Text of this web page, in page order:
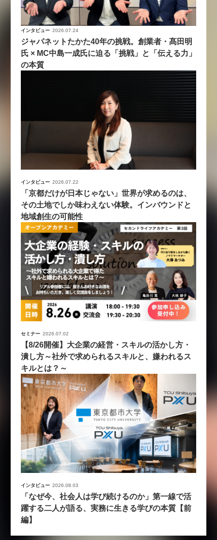
インタビュー 2026.07.24
ジャパネットたかた40年の挑戦。創業者・髙田明
氏 × MC中島一成氏に迫る「挑戦」と「伝える力」
の本質
インタビュー 2026.07.22
「京都だけが日本じゃない」世界が求めるのは、
その土地でしか味わえない体験。インバウンドと
地域創生の可能性
セミナー 2026.07.02
【8/26開催】大企業の経営・スキルの活かし方・
潰し方～社外で求められるスキルと、嫌われるス
キルとは？～
インタビュー 2026.08.03
「なぜ今、社会人は学び続けるのか」第一線で活
躍する二人が語る、実務に生きる学びの本質【前
編】